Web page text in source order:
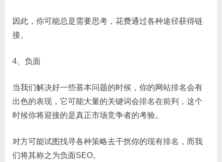
因此，你可能总是需要思考，花费通过各种途径获得链
接。
4、负面
当我们解决好一些基本问题的时候，你的网站排名会有
出色的表现，它可能大量的关键词会排名在前列，这个
时候你将迎接的是真正市场竞争者的考验。
对方可能试图找寻各种策略去干扰你的现有排名，而我
们将其称之为负面SEO。